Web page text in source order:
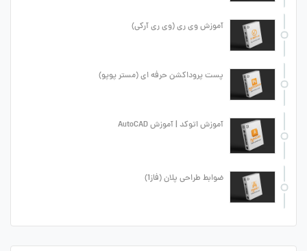
آموزش وی ری (وی ری آرکی)
پست پروداکشن حرفه ای (مستر پوپو)
آموزش اتوکد | آموزش AutoCAD
ضوابط طراحی پلان (فاز1)